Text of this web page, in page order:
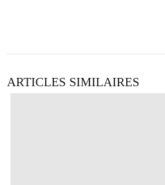
ARTICLES SIMILAIRES